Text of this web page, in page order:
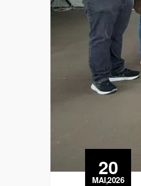
20
MAI,2026